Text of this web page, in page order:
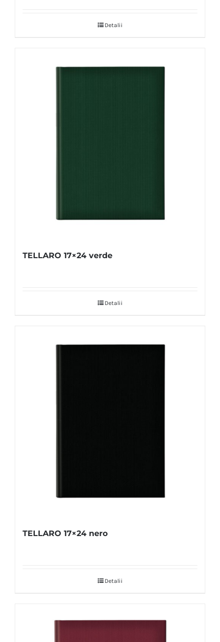
Detalii
TELLARO 17×24 verde
Detalii
TELLARO 17×24 nero
Detalii